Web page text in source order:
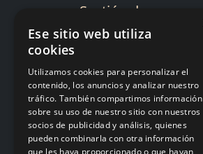
Sectión de
Interes
RMA y Garantias
Ese sitio web utiliza
cookies
Utilizamos cookies para personalizar el
contenido, los anuncios y analizar nuestro
tráfico. También compartimos información
sobre su uso de nuestro sitio con nuestros
socios de publicidad y análisis, quienes
pueden combinarla con otra información
que les haya proporcionado o que hayan